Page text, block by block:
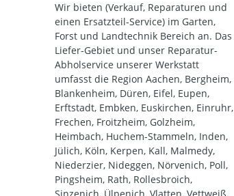
Wir bieten (Verkauf, Reparaturen und
einen Ersatzteil-Service) im Garten,
Forst und Landtechnik Bereich an. Das
Liefer-Gebiet und unser Reparatur-
Abholservice unserer Werkstatt
umfasst die Region Aachen, Bergheim,
Blankenheim, Düren, Eifel, Eupen,
Erftstadt, Embken, Euskirchen, Einruhr,
Frechen, Froitzheim, Golzheim,
Heimbach, Huchem-Stammeln, Inden,
Jülich, Köln, Kerpen, Kall, Malmedy,
Niederzier, Nideggen, Nörvenich, Poll,
Pingsheim, Rath, Rollesbroich,